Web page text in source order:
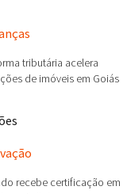
tributária acelera
de imóveis em Goiás
recebe certificação em